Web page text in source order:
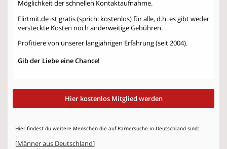
Möglichkeit der schnellen Kontaktaufnahme.
Flirtmit.de ist gratis (sprich: kostenlos) für alle, d.h. es gibt weder
versteckte Kosten noch anderweitige Gebühren.
Profitiere von unserer langjährigen Erfahrung (seit 2004).
Gib der Liebe eine Chance!
Hier kostenlos Mitglied werden
Hier findest du weitere Menschen die auf Parnersuche in Deutschland sind:
[Männer aus Deutschland]